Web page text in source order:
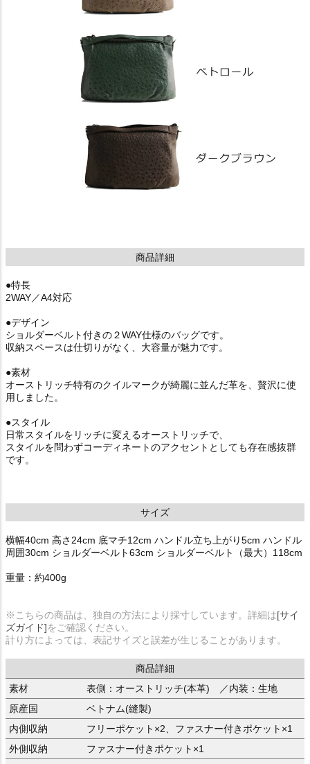
商品詳細
●特長
2WAY／A4対応
●デザイン
ショルダーベルト付きの２WAY仕様のバッグです。
収納スペースは仕切りがなく、大容量が魅力です。
●素材
オーストリッチ特有のクイルマークが綺麗に並んだ革を、贅沢に使
用しました。
●スタイル
日常スタイルをリッチに変えるオーストリッチで、
スタイルを問わずコーディネートのアクセントとしても存在感抜群
です。
サイズ
横幅40cm 高さ24cm 底マチ12cm ハンドル立ち上がり5cm ハンドル
周囲30cm ショルダーベルト63cm ショルダーベルト（最大）118cm
重量：約400g
※こちらの商品は、独自の方法により採寸しています。詳細は[サイ
ズガイド]をご確認ください。
計り方によっては、表記サイズと誤差が生じることがあります。
商品詳細
素材
表側：オーストリッチ(本革) ／内装：生地
原産国
ベトナム(縫製)
内側収納
フリーポケット×2、ファスナー付きポケット×1
外側収納
ファスナー付きポケット×1